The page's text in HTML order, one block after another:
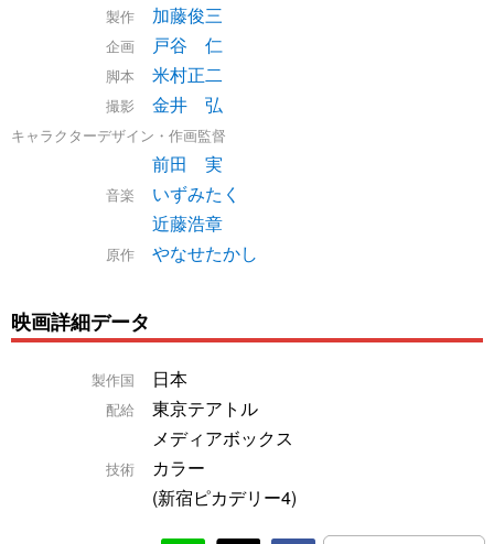
製作 加藤俊三
企画 戸谷 仁
脚本 米村正二
撮影 金井 弘
キャラクターデザイン・作画監督
前田 実
音楽
いずみたく
近藤浩章
原作 やなせたかし
映画詳細データ
製作国 日本
配給
東京テアトル
メディアボックス
技術
カラー
(新宿ピカデリー4)